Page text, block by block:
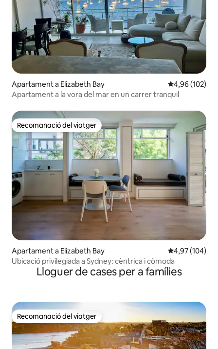
Apartament a Elizabeth Bay 4,96 de
4,96 (102)
Apartament a la vora del mar en un carrer tranquil
Recomanació del viatger
Recomanació del viatger
Apartament a Elizabeth Bay 4,97 de
4,97 (104)
Ubicació privilegiada a Sydney: cèntrica i còmoda
Lloguer de cases per a famílies
Recomanació del viatger
Recomanació del viatger